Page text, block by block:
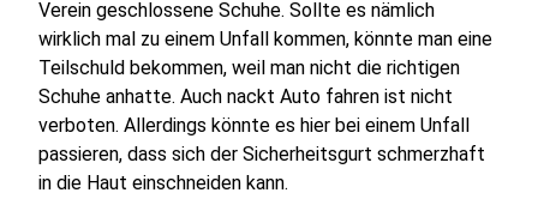
Verein geschlossene Schuhe. Sollte es nämlich
wirklich mal zu einem Unfall kommen, könnte man eine
Teilschuld bekommen, weil man nicht die richtigen
Schuhe anhatte. Auch nackt Auto fahren ist nicht
verboten. Allerdings könnte es hier bei einem Unfall
passieren, dass sich der Sicherheitsgurt schmerzhaft
in die Haut einschneiden kann.